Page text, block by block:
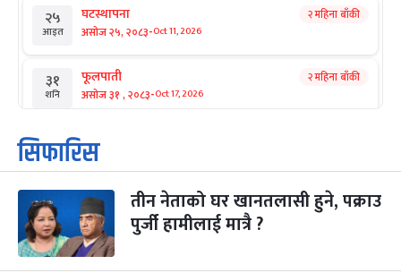
२५
आइत
घटस्थापना
असोज २५, २०८३-Oct 11, 2026
२ महिना बाँकी
३१
शनि
फूलपाती
असोज ३१ , २०८३-Oct 17, 2026
२ महिना बाँकी
१
आइत
कार्तिक सङ्क्रान्ति
कार्तिक १, २०८३
३
मंगल
महानवमी
कार्तिक ३, २०८३-Oct 20, 2026
२ महिना बाँकी
सिफारिस
तीन नेताको घर खानतलासी हुने, पक्राउ
पुर्जी हामीलाई मात्रै ?